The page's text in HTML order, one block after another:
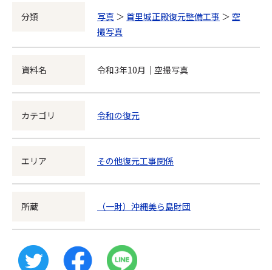
分類 写真 ＞ 首里城正殿復元整備工事 ＞ 空
撮写真
資料名 令和3年10月｜空撮写真
カテゴリ 令和の復元
エリア その他復元工事関係
所蔵 （一財）沖縄美ら島財団